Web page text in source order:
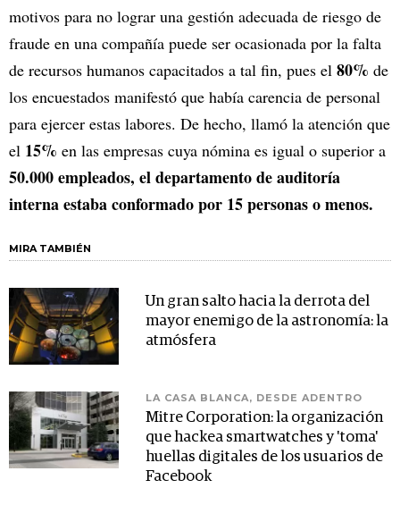
motivos para no lograr una gestión adecuada de riesgo de
fraude en una compañía puede ser ocasionada por la falta
de recursos humanos capacitados a tal fin, pues el 80% de
los encuestados manifestó que había carencia de personal
para ejercer estas labores. De hecho, llamó la atención que
el 15% en las empresas cuya nómina es igual o superior a
50.000 empleados, el departamento de auditoría
interna estaba conformado por 15 personas o menos.
MIRA TAMBIÉN
Un gran salto hacia la derrota del
mayor enemigo de la astronomía: la
atmósfera
LA CASA BLANCA, DESDE ADENTRO
Mitre Corporation: la organización
que hackea smartwatches y 'toma'
huellas digitales de los usuarios de
Facebook